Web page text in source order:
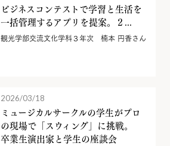
ビジネスコンテストで学習と生活を
一括管理するアプリを提案。２...
観光学部交流文化学科３年次 楠本 円香さん
2026/03/18
ミュージカルサークルの学生がプロ
の現場で「スウィング」に挑戦。
卒業生演出家と学生の座談会